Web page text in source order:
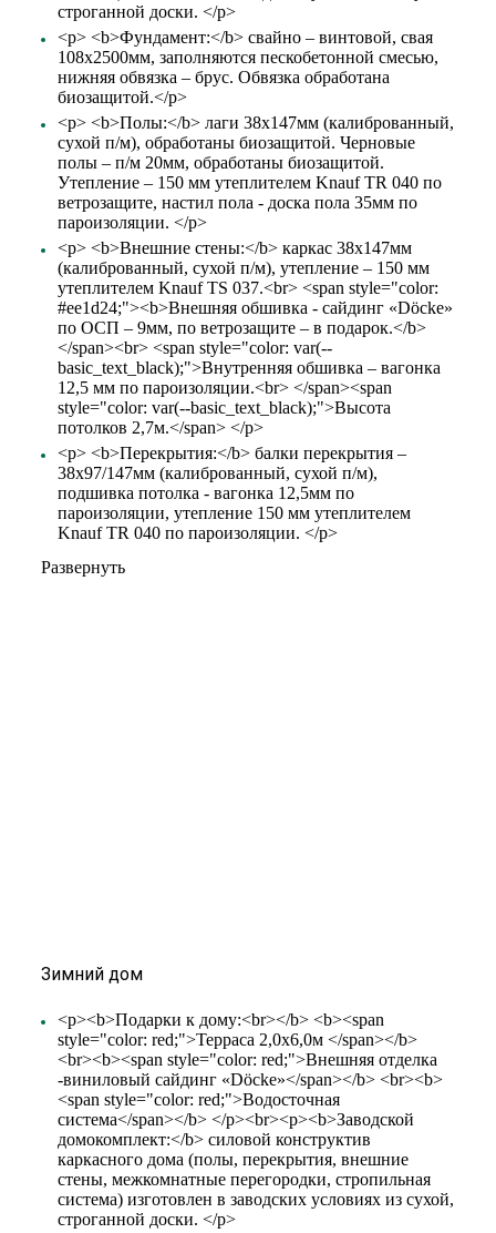
строганной доски. </p>
<p> <b>Фундамент:</b> свайно – винтовой, свая
108х2500мм, заполняются пескобетонной смесью,
нижняя обвязка – брус. Обвязка обработана
биозащитой.</p>
<p> <b>Полы:</b> лаги 38х147мм (калиброванный,
сухой п/м), обработаны биозащитой. Черновые
полы – п/м 20мм, обработаны биозащитой.
Утепление – 150 мм утеплителем Knauf TR 040 по
ветрозащите, настил пола - доска пола 35мм по
пароизоляции. </p>
<p> <b>Внешние стены:</b> каркас 38х147мм
(калиброванный, сухой п/м), утепление – 150 мм
утеплителем Knauf TS 037.<br> <span style="color:
#ee1d24;"><b>Внешняя обшивка - сайдинг «Döcke»
по ОСП – 9мм, по ветрозащите – в подарок.</b>
</span><br> <span style="color: var(--
basic_text_black);">Внутренняя обшивка – вагонка
12,5 мм по пароизоляции.<br> </span><span
style="color: var(--basic_text_black);">Высота
потолков 2,7м.</span> </p>
<p> <b>Перекрытия:</b> балки перекрытия –
38х97/147мм (калиброванный, сухой п/м),
подшивка потолка - вагонка 12,5мм по
пароизоляции, утепление 150 мм утеплителем
Knauf TR 040 по пароизоляции. </p>
Развернуть
Зимний дом
<p><b>Подарки к дому:<br></b> <b><span
style="color: red;">Терраса 2,0х6,0м </span></b>
<br><b><span style="color: red;">Внешняя отделка
-виниловый сайдинг «Döcke»</span></b> <br><b>
<span style="color: red;">Водосточная
система</span></b> </p><br><p><b>Заводской
домокомплект:</b> силовой конструктив
каркасного дома (полы, перекрытия, внешние
стены, межкомнатные перегородки, стропильная
система) изготовлен в заводских условиях из сухой,
строганной доски. </p>